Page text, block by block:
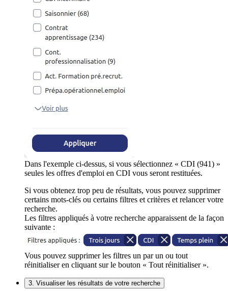
Dans l'exemple ci-dessus, si vous sélectionnez « CDI (941) »
seules les offres d'emploi en CDI vous seront restituées.
Si vous obtenez trop peu de résultats, vous pouvez supprimer
certains mots-clés ou certains filtres et critères et relancer votre
recherche.
Les filtres appliqués à votre recherche apparaissent de la façon
suivante :
Vous pouvez supprimer les filtres un par un ou tout
réinitialiser en cliquant sur le bouton « Tout réinitialiser ».
3. Visualiser les résultats de votre recherche